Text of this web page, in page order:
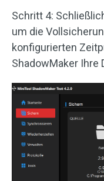
Schritt 4:
um die
konfigurierten
ShadowMaker Ihre